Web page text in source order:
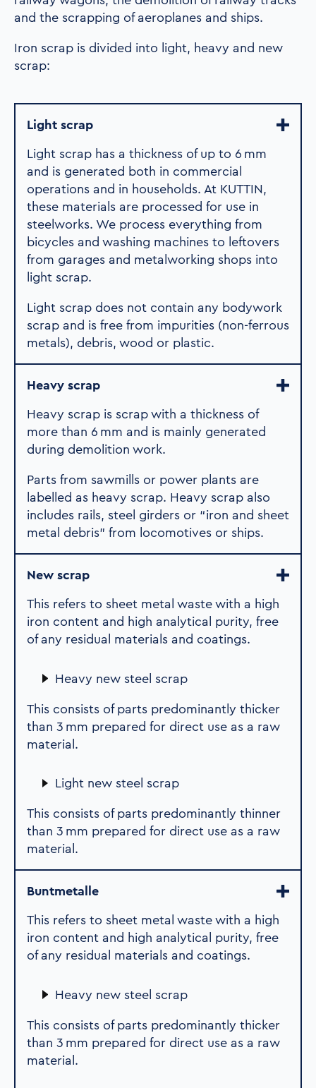
and the scrapping of aeroplanes and ships.
Iron scrap is divided into light, heavy and new
scrap:
Light scrap
Light scrap has a thickness of up to 6 mm
and is generated both in commercial
operations and in households. At KUTTIN,
these materials are processed for use in
steelworks. We process everything from
bicycles and washing machines to leftovers
from garages and metalworking shops into
light scrap.
Light scrap does not contain any bodywork
scrap and is free from impurities (non-ferrous
metals), debris, wood or plastic.
Heavy scrap
Heavy scrap is scrap with a thickness of
more than 6 mm and is mainly generated
during demolition work.
Parts from sawmills or power plants are
labelled as heavy scrap. Heavy scrap also
includes rails, steel girders or “iron and sheet
metal debris” from locomotives or ships.
New scrap
This refers to sheet metal waste with a high
iron content and high analytical purity, free
of any residual materials and coatings.
Heavy new steel scrap
This consists of parts predominantly thicker
than 3 mm prepared for direct use as a raw
material.
Light new steel scrap
This consists of parts predominantly thinner
than 3 mm prepared for direct use as a raw
material.
Buntmetalle
This refers to sheet metal waste with a high
iron content and high analytical purity, free
of any residual materials and coatings.
Heavy new steel scrap
This consists of parts predominantly thicker
than 3 mm prepared for direct use as a raw
material.